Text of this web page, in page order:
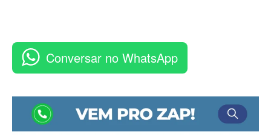
Conversar no WhatsApp